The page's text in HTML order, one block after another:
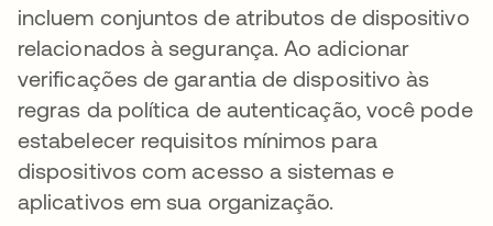
incluem conjuntos de atributos de dispositivo
relacionados à segurança. Ao adicionar
verificações de garantia de dispositivo às
regras da política de autenticação, você pode
estabelecer requisitos mínimos para
dispositivos com acesso a sistemas e
aplicativos em sua organização.